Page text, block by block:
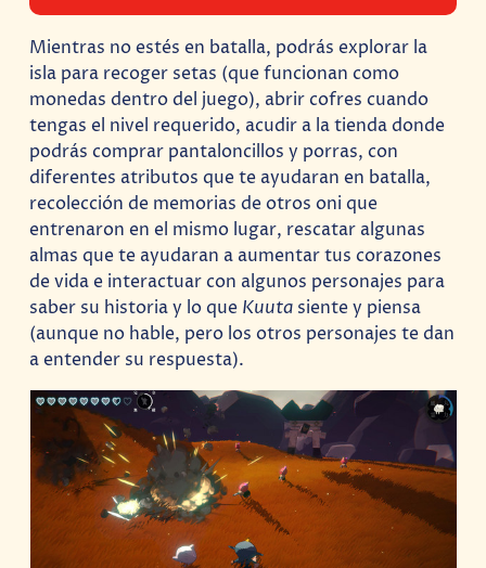
Mientras no estés en batalla, podrás explorar la
isla para recoger setas (que funcionan como
monedas dentro del juego), abrir cofres cuando
tengas el nivel requerido, acudir a la tienda donde
podrás comprar pantaloncillos y porras, con
diferentes atributos que te ayudaran en batalla,
recolección de memorias de otros oni que
entrenaron en el mismo lugar, rescatar algunas
almas que te ayudaran a aumentar tus corazones
de vida e interactuar con algunos personajes para
saber su historia y lo que Kuuta siente y piensa
(aunque no hable, pero los otros personajes te dan
a entender su respuesta).